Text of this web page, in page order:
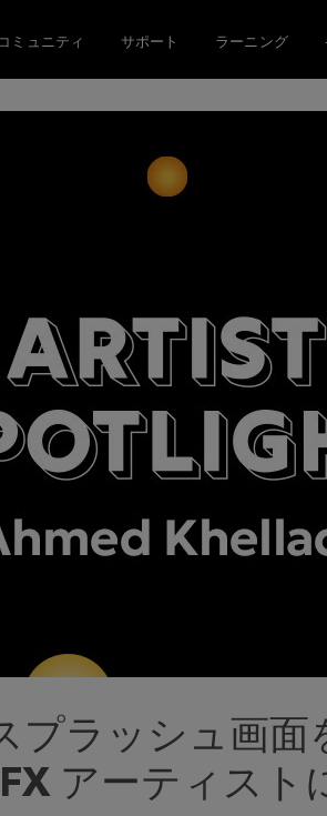
コミュニティ サポート ラーニング
ラッシュ画面
アーティスト